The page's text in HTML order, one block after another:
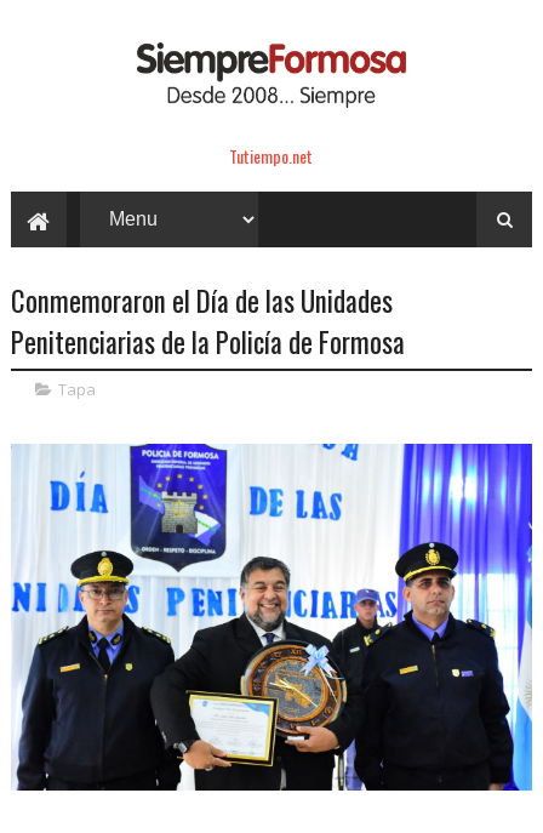
Tutiempo.net
Conmemoraron el Día de las Unidades
Penitenciarias de la Policía de Formosa
Tapa